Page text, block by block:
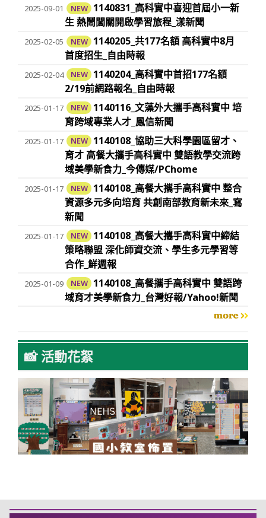
NEW 1140831_高科實中喜迎首屆小一新
生 熱鬧闖關開啟學習旅程_漾新聞
2025-09-01
NEW 1140205_共177名額 高科實中8月
首度招生_自由時報
2025-02-05
NEW 1140204_高科實中首招177名額
2/19前網路報名_自由時報
2025-02-04
NEW 1140116_文藻外大攜手高科實中 培
育跨域專業人才_鳳信新聞
2025-01-17
NEW 1140108_協助三大科學園區留才、
育才 高餐大攜手高科實中 雙語教學交流跨
域美學新食力_今傳媒/PChome
2025-01-17
NEW 1140108_高餐大攜手高科實中 整合
資源多元多向培育 共創南部教育新未來_寫
新聞
2025-01-17
NEW 1140108_高餐大攜手高科實中締結
策略聯盟 深化師資交流、學生多元學習等
合作_鮮週報
2025-01-17
NEW 1140108_高餐攜手高科實中 雙語跨
域育才美學新食力_台灣好報/Yahoo!新聞
2025-01-09
more
📸 活動花絮